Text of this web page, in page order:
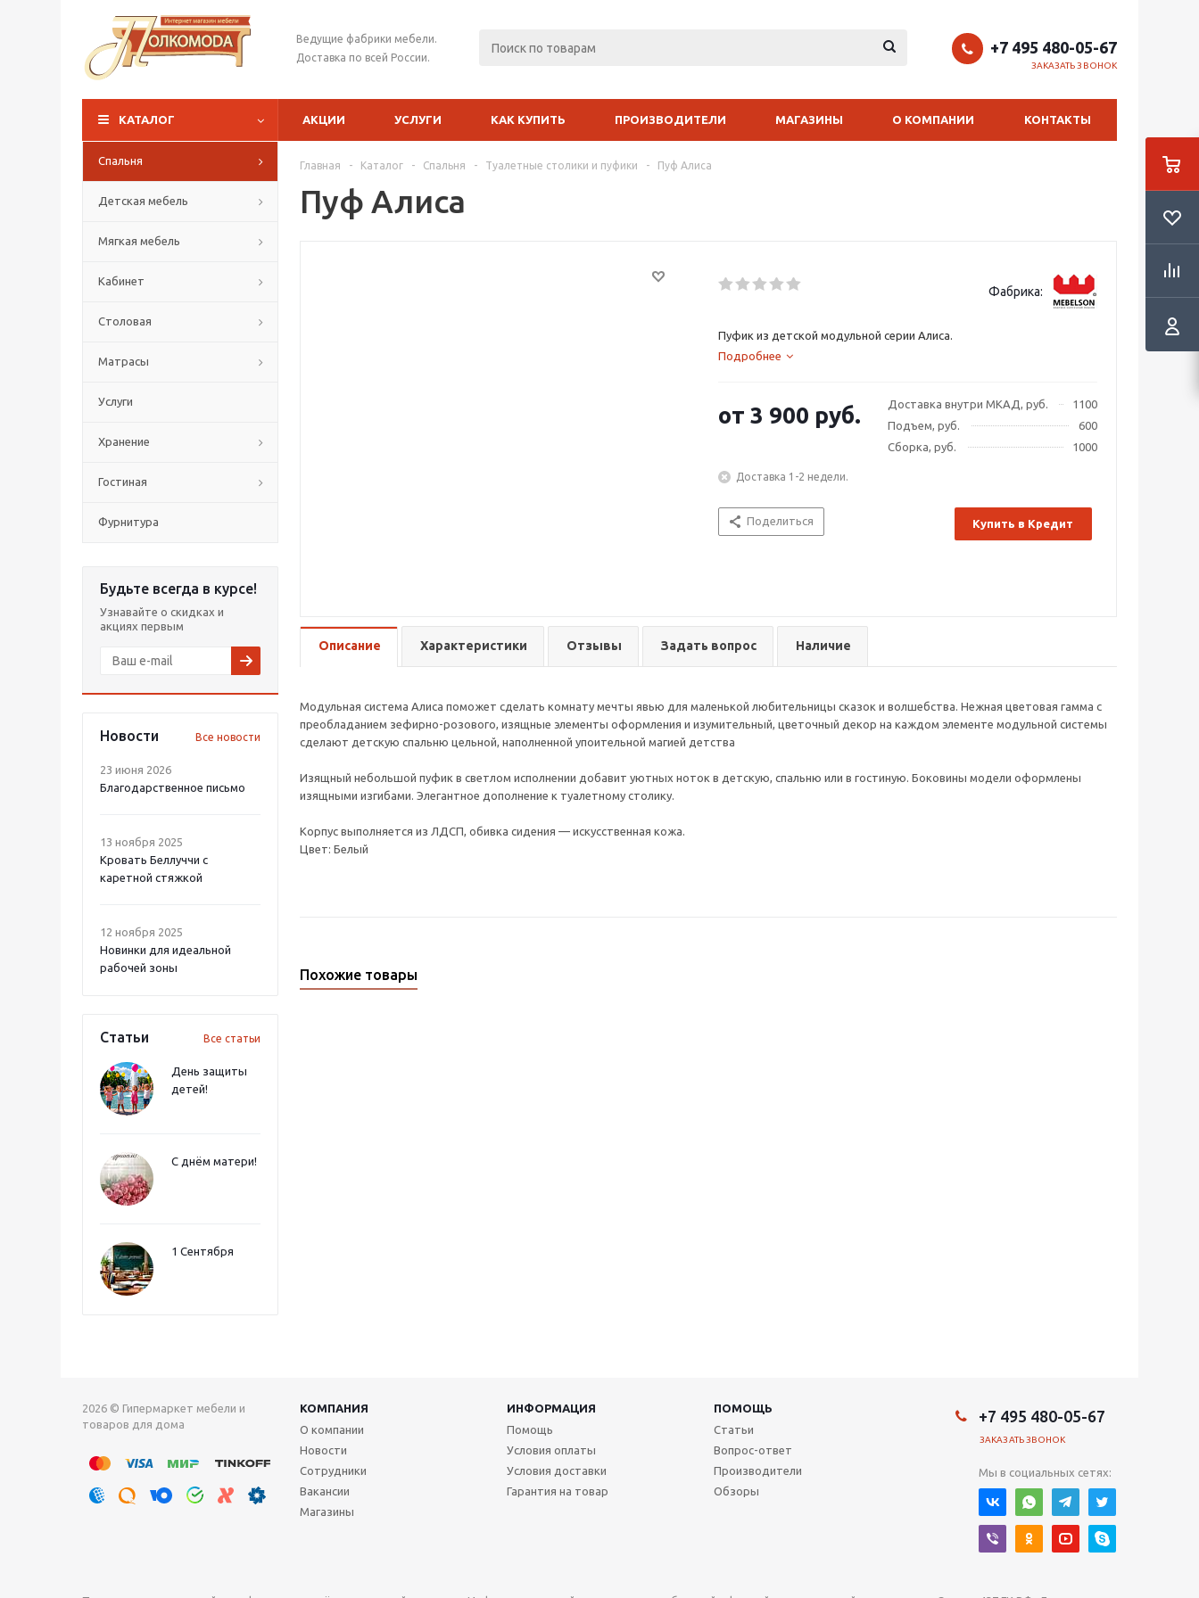
Ведущие фабрики мебели.
Доставка по всей России.
+7 495 480-05-67
ЗАКАЗАТЬ ЗВОНОК
КАТАЛОГ АКЦИИ УСЛУГИ КАК КУПИТЬ ПРОИЗВОДИТЕЛИ МАГАЗИНЫ О КОМПАНИИ КОНТАКТЫ
Спальня
Детская мебель
Мягкая мебель
Кабинет
Столовая
Матрасы
Услуги
Хранение
Гостиная
Фурнитура
Будьте всегда в курсе!
Узнавайте о скидках и
акциях первым
Новости Все новости
23 июня 2026
Благодарственное письмо
13 ноября 2025
Кровать Беллуччи с
каретной стяжкой
12 ноября 2025
Новинки для идеальной
рабочей зоны
Статьи Все статьи
День защиты
детей!
С днём матери!
1 Сентября
Главная - Каталог - Спальня - Туалетные столики и пуфики - Пуф Алиса
Пуф Алиса
Фабрика:
Пуфик из детской модульной серии Алиса.
Подробнее
Доставка внутри МКАД, руб.
1100
Подъем, руб.
600
Сборка, руб.
1000
от 3 900 руб.
Доставка 1-2 недели.
Поделиться Купить в Кредит
Описание Характеристики Отзывы Задать вопрос Наличие
Модульная система Алиса поможет сделать комнату мечты явью для маленькой любительницы сказок и волшебства. Нежная цветовая гамма с
преобладанием зефирно-розового, изящные элементы оформления и изумительный, цветочный декор на каждом элементе модульной системы
сделают детскую спальню цельной, наполненной упоительной магией детства
Изящный небольшой пуфик в светлом исполнении добавит уютных ноток в детскую, спальню или в гостиную. Боковины модели оформлены
изящными изгибами. Элегантное дополнение к туалетному столику.
Корпус выполняется из ЛДСП, обивка сидения — искусственная кожа.
Цвет: Белый
Похожие товары
2026 © Гипермаркет мебели и
товаров для дома
КОМПАНИЯ ИНФОРМАЦИЯ
ПОМОЩЬ
О компании
Новости
Сотрудники
Вакансии
Магазины
Помощь
Условия оплаты
Условия доставки
Гарантия на товар
Статьи
Вопрос-ответ
Производители
Обзоры
+7 495 480-05-67
ЗАКАЗАТЬ ЗВОНОК
Мы в социальных сетях: